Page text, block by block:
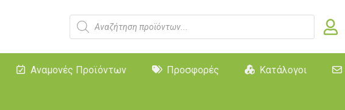
Αναμονές Προϊόντων Προσφορές Κατάλογοι